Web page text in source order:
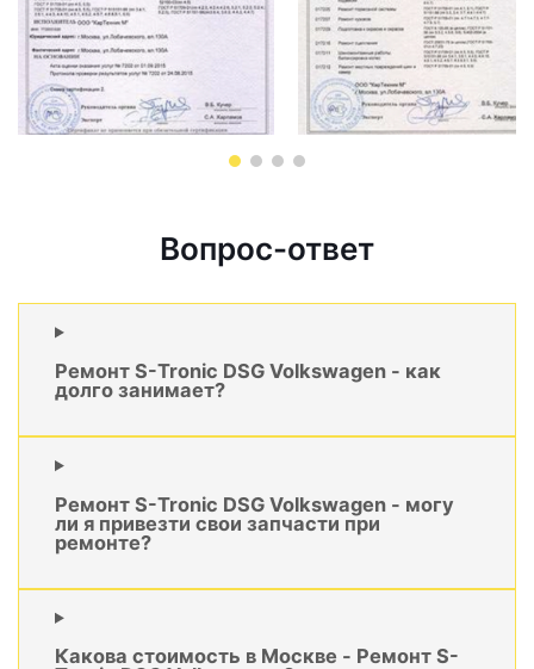
Вопрос-ответ
Ремонт S-Tronic DSG Volkswagen - как
долго занимает?
Ремонт S-Tronic DSG Volkswagen - могу
ли я привезти свои запчасти при
ремонте?
Какова стоимость в Москве - Ремонт S-